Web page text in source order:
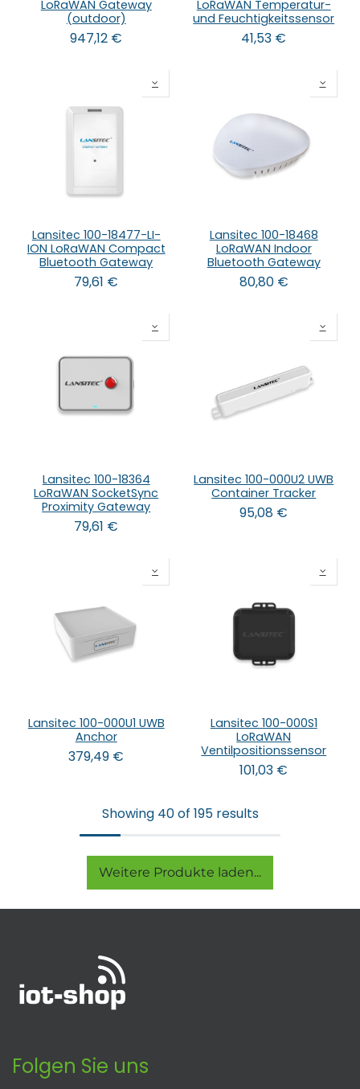
LoRaWAN Gateway
(outdoor)
947,12 €
LoRaWAN Temperatur-
und Feuchtigkeitssensor
41,53 €
Lansitec 100-18477-LI-
ION LoRaWAN Compact
Bluetooth Gateway
79,61 €
Lansitec 100-18468
LoRaWAN Indoor
Bluetooth Gateway
80,80€
Lansitec 100-18364
LoRaWAN SocketSync
Proximity Gateway
79,61 €
Lansitec 100-000U2 UWB
Container Tracker
95,08 €
Lansitec 100-000U1 UWB
Anchor
379,49 €
Lansitec 100-000S1
LoRaWAN
Ventilpositionssensor
101,03 €
Showing 40 of 195 results
Weitere Produkte laden...
Folgen Sie uns